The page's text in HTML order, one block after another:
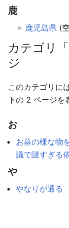
鹿
鹿児島県 (
カテゴリ
ジ
このカテゴリに
下の 2 ページを
お
お墓の様な物
議で謎すぎる
や
やなりが通る